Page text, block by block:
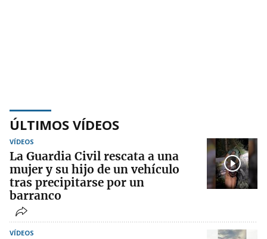
ÚLTIMOS VÍDEOS
VÍDEOS
La Guardia Civil rescata a una
mujer y su hijo de un vehículo
tras precipitarse por un
barranco
VÍDEOS